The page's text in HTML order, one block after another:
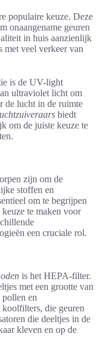
populaire keuze. Deze
onaangename geuren
in huis aanzienlijk
met veel verkeer van
is de UV-light
ultraviolet licht om
de lucht in de ruimte
biedt
om de juiste keuze te
zijn om de
stoffen en
om te begrijpen
te maken voor
een cruciale rol.
is het HEPA-filter.
met een grootte van
en
koolfilters, die geuren
die deeltjes in de
kleven en op de